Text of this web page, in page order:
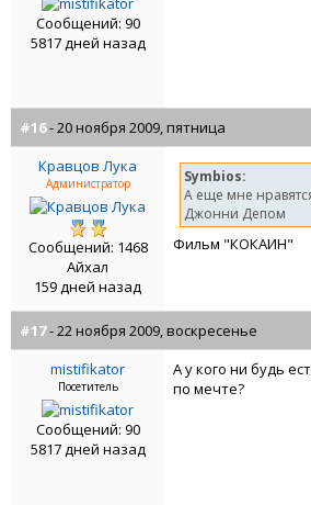
Сообщений: 90
5817 дней назад
#16- 20 ноября 2009, пятница
Кравцов Лука
Администратор
Сообщений: 1468
Айхал
159 дней назад
Symbios:
А еще мне
Джонни Депом
Фильм "КОКАИН"
#17- 22 ноября 2009, воскресенье
mistifikator
Посетитель
Сообщений: 90
5817 дней назад
А у кого ни будь
по мечте?